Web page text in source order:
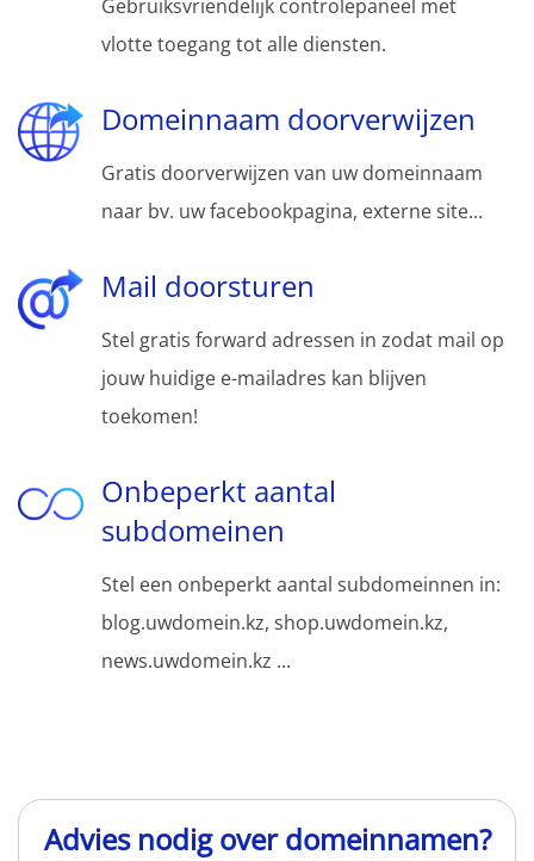
Gebruiksvriendelijk controlepaneel met
vlotte toegang tot alle diensten.
Domeinnaam doorverwijzen
Gratis doorverwijzen van uw domeinnaam
naar bv. uw facebookpagina, externe site...
Mail doorsturen
Stel gratis forward adressen in zodat mail op
jouw huidige e-mailadres kan blijven
toekomen!
Onbeperkt aantal
subdomeinen
Stel een onbeperkt aantal subdomeinnen in:
blog.uwdomein.kz, shop.uwdomein.kz,
news.uwdomein.kz ...
Advies nodig over domeinnamen?